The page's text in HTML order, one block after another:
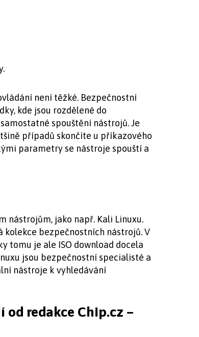
není těžké. Bezpečnostní
kde jsou rozdělené do
spouštění nástrojů. Je
případů skončíte u příkazového
parametry se nástroje spouští a
nástrojům, jako např. Kali Linuxu.
bezpečnostních nástrojů. V
tomu je ale ISO download docela
jsou bezpečnostní specialisté a
nástroje k vyhledávání
redakce Chip.cz –